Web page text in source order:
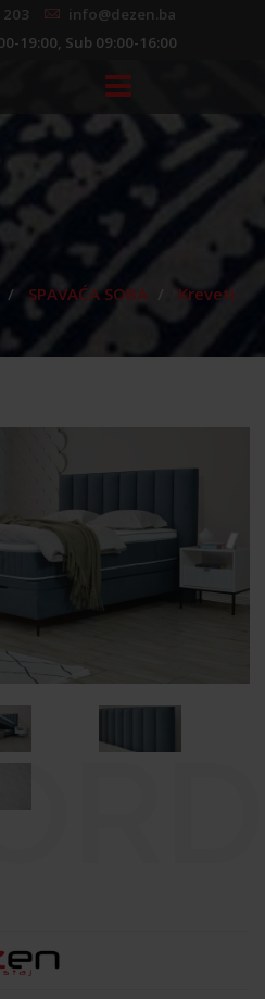
203
info@dezen.ba
19:00, Sub 09:00-16:00
SPAVAĆA SOBA
Kreveti